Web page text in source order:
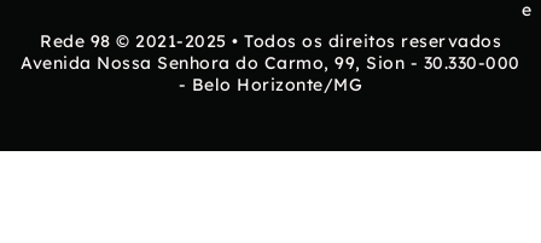
e
Rede 98 © 2021-2025 • Todos os direitos reservados
Avenida Nossa Senhora do Carmo, 99, Sion - 30.330-000
- Belo Horizonte/MG